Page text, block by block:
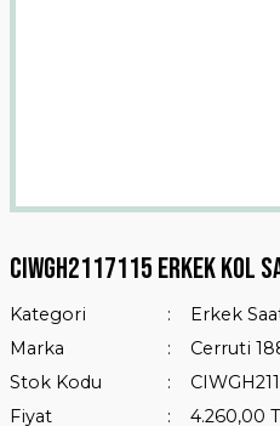
Cıwgh2117115 Erkek Kol
Kategori
Erkek
Marka
Cerruti
Stok Kodu
Fiyat
4.260,00